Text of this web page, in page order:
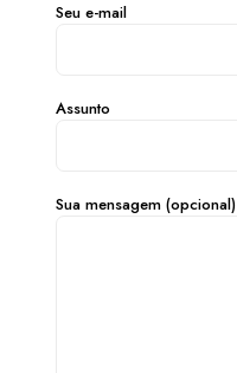
Seu e-mail
Assunto
Sua mensagem (opcional)